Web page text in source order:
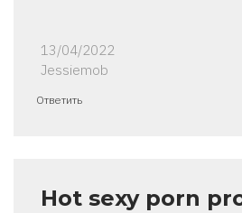
13/04/2022
Jessiemob
Ответить
Hot sexy porn